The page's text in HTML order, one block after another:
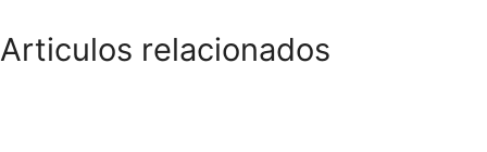
Articulos relacionados